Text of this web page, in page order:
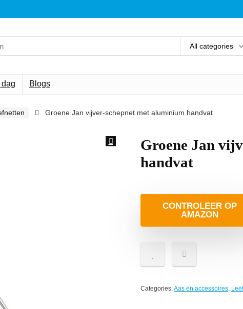
All categories
Blogs
Groene Jan vijver-schepnet met aluminium handvat
Groene Jan
handvat
CONTROLEER OP
AMAZON
Categories:Aas en accessoires,